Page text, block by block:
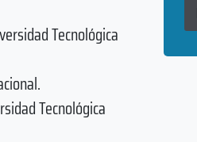
Tecnológica
Tecnológica